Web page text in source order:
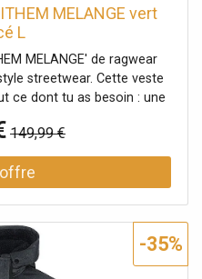
MELANGE vert
L
MELANGE' de ragwear
streetwear. Cette veste
ce dont tu as besoin : une
bouton-pression et
et des applications
La fermeture éclair est
Les poignets
doublure en teddy douillet
avec revers et cordon
100 % polyester résistant
149,99 €
-35%